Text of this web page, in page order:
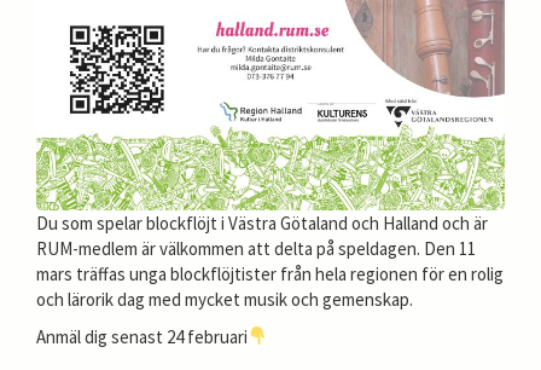
Du som spelar blockflöjt i Västra Götaland och Halland och är
RUM-medlem är välkommen att delta på speldagen. Den 11
mars träffas unga blockflöjtister från hela regionen för en rolig
och lärorik dag med mycket musik och gemenskap.
Anmäl dig senast 24 februari